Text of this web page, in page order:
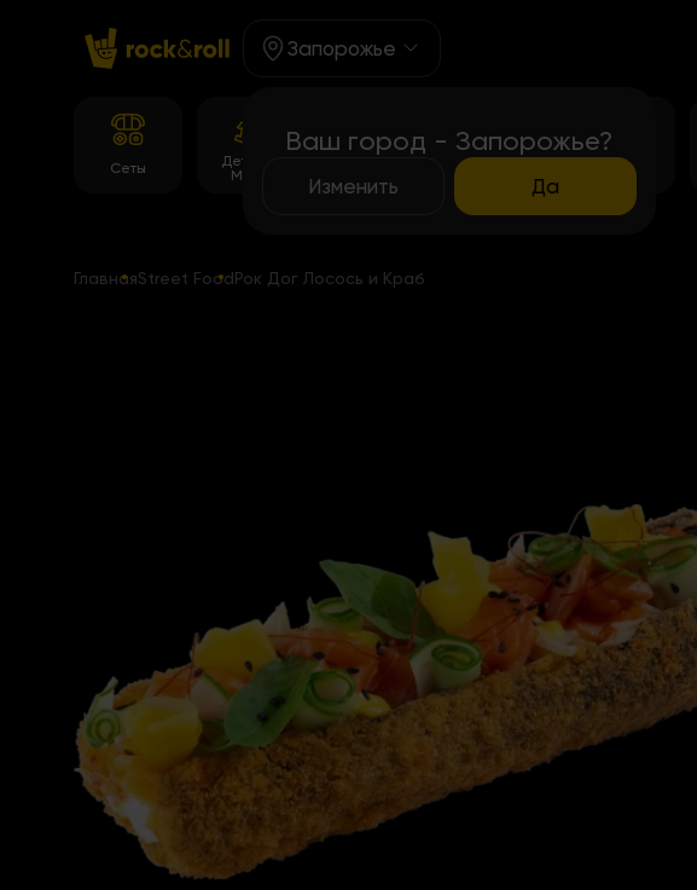
Запорожье
Ваш город - Запорожье?
Изменить Да
Сеты
Детское
Меню
Темпура
Роллы
ГлавнаяStreet FoodРок Дог Лосось и Краб